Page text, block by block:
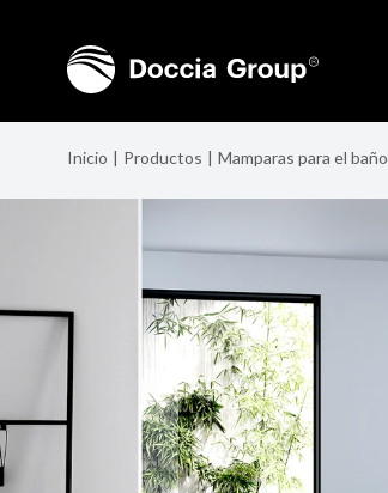
Inicio Productos Mamparas para el baño